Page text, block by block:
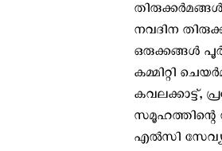
നവദിന
ഒരുക്കങ്ങൾ
കമ്മിറ്റി
കവലക്കാട്ട്,
സമൂഹത്തിന്റെ
എൽസി